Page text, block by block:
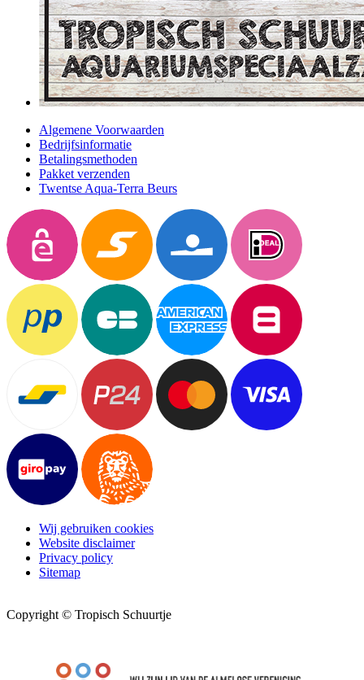
Algemene Voorwaarden
Bedrijfsinformatie
Betalingsmethoden
Pakket verzenden
Twentse Aqua-Terra Beurs
Wij gebruiken cookies
Website disclaimer
Privacy policy
Sitemap
Copyright © Tropisch Schuurtje